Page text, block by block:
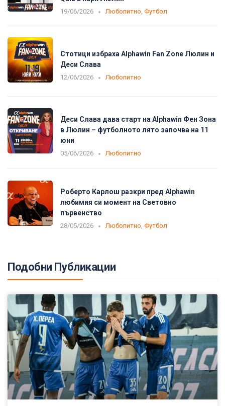
19/06/2026 Любопитно, Футбол
Стотици избраха Alphawin Fan Zone Люлин и
Деси Слава
12/06/2026 Любопитно
Деси Слава дава старт на Alphawin Фен Зона
в Люлин – футболното лято започва на 11
юни
05/06/2026 Любопитно
Роберто Карлош разкри пред Alphawin
любимия си момент на Световно
първенство
28/05/2026 Любопитно, Футбол
Подобни Публикации